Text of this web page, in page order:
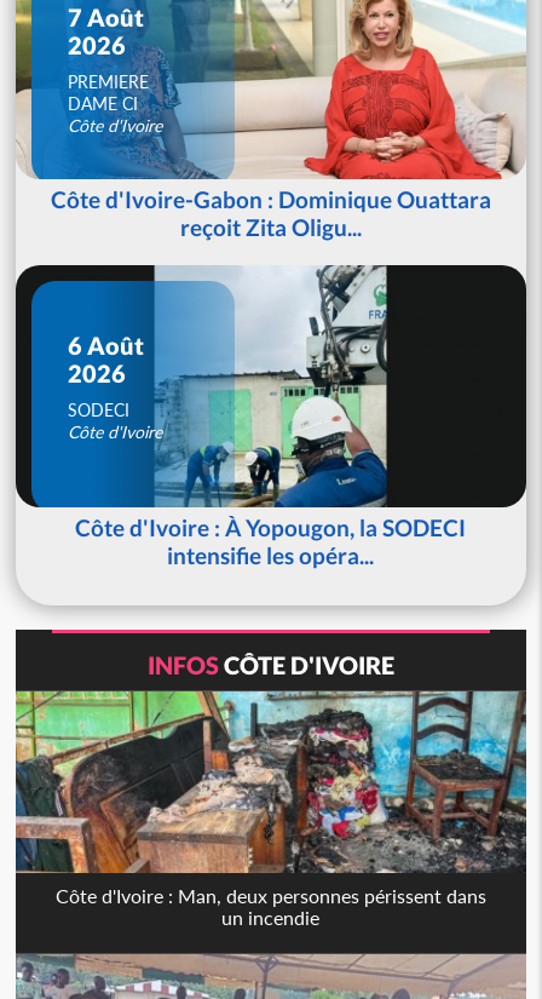
7 Août
2026
PREMIERE
DAME CI
Côte d'Ivoire
Côte d'Ivoire-Gabon : Dominique Ouattara
reçoit Zita Oligu...
6 Août
2026
SODECI
Côte d'Ivoire
Côte d'Ivoire : À Yopougon, la SODECI
intensifie les opéra...
INFOSCÔTE D'IVOIRE
Côte d'Ivoire : Man, deux personnes périssent dans
un incendie